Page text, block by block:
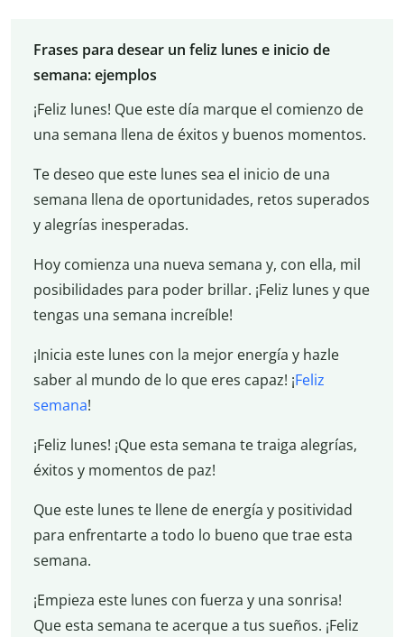
Frases para desear un feliz lunes e inicio de
semana: ejemplos
¡Feliz lunes! Que este día marque el comienzo de
una semana llena de éxitos y buenos momentos.
Te deseo que este lunes sea el inicio de una
semana llena de oportunidades, retos superados
y alegrías inesperadas.
Hoy comienza una nueva semana y, con ella, mil
posibilidades para poder brillar. ¡Feliz lunes y que
tengas una semana increíble!
¡Inicia este lunes con la mejor energía y hazle
saber al mundo de lo que eres capaz! ¡Feliz
semana!
¡Feliz lunes! ¡Que esta semana te traiga alegrías,
éxitos y momentos de paz!
Que este lunes te llene de energía y positividad
para enfrentarte a todo lo bueno que trae esta
semana.
¡Empieza este lunes con fuerza y una sonrisa!
Que esta semana te acerque a tus sueños. ¡Feliz